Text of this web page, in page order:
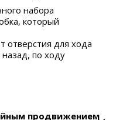
набора
который
отверстия для хода
по ходу
продвижением